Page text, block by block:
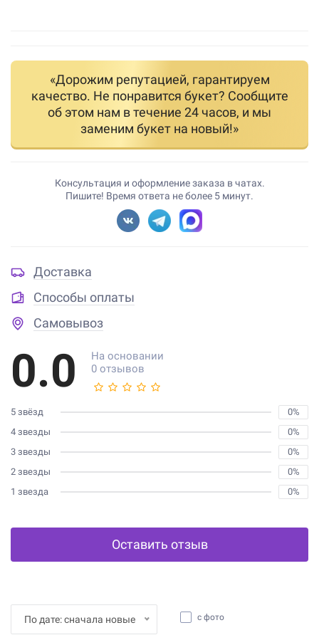
«Дорожим репутацией, гарантируем
качество. Не понравится букет? Сообщите
об этом нам в течение 24 часов, и мы
заменим букет на новый!»
Консультация и оформление заказа в чатах.
Пишите! Время ответа не более 5 минут.
Доставка
Способы оплаты
Самовывоз
0.0
На основании
0 отзывов
5 звёзд
0%
4 звезды
0%
3 звезды
0%
2 звезды
0%
1 звезда
0%
Оставить отзыв
По дате: сначала новые с фото